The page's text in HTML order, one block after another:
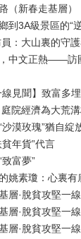
（新春走基層）
到3A級景區的“
員：大山裏的守
，中文正熱——
線見聞】致富多
庭院經濟為大荒
沙漠玫瑰”猶自綻
貧年貨”代言
致富夢”
姚素瓊：心裏
層·脫貧攻堅一線
層·脫貧攻堅一線
層·脫貧攻堅一線